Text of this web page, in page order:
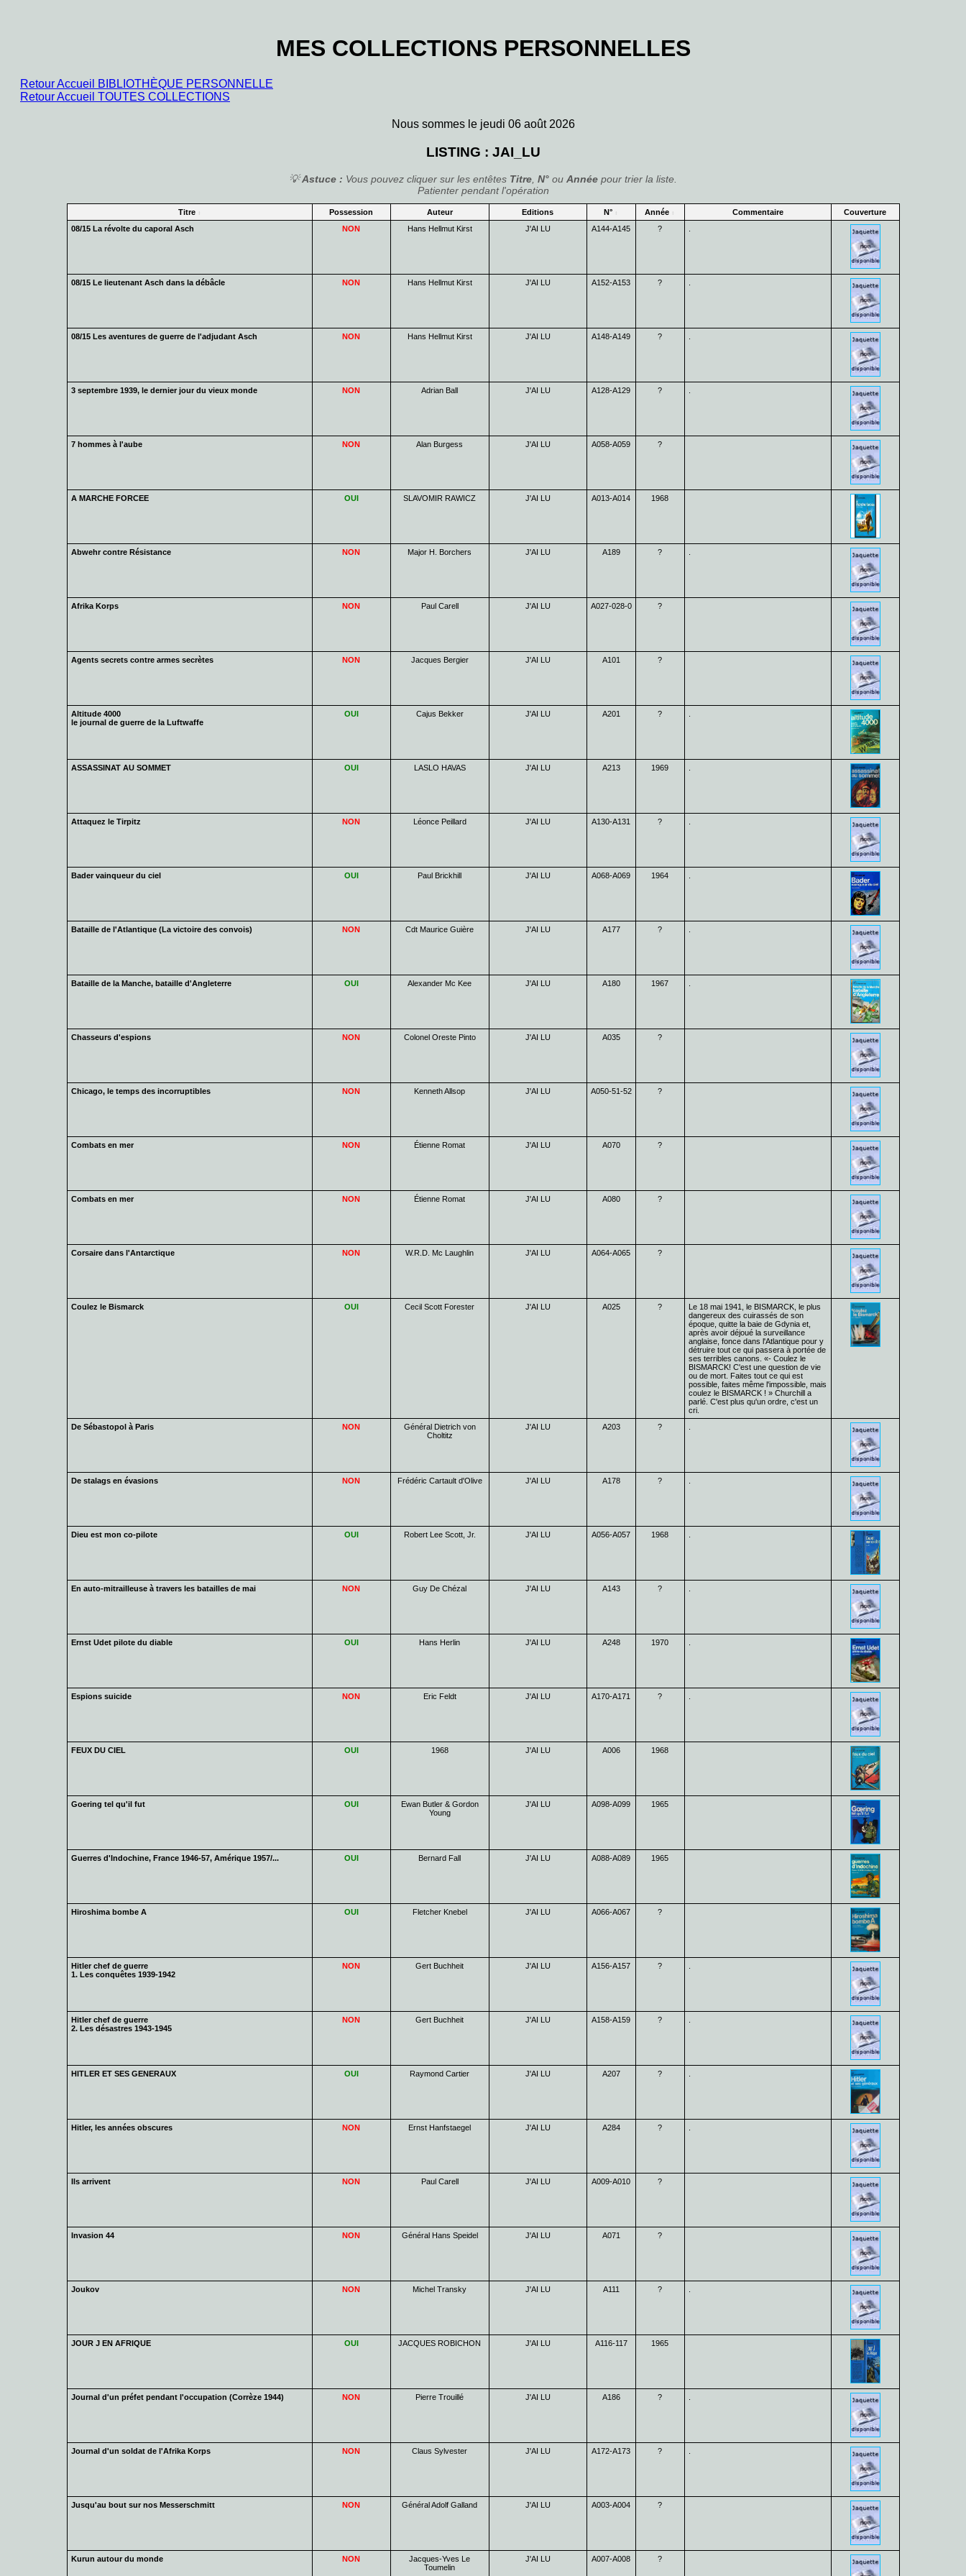
MES COLLECTIONS PERSONNELLES
Retour Accueil BIBLIOTHÈQUE PERSONNELLE
Retour Accueil TOUTES COLLECTIONS
Nous sommes le jeudi 06 août 2026
LISTING : JAI_LU
💡Astuce : Vous pouvez cliquer sur les entêtes Titre, N° ou Année pour trier la liste.
Patienter pendant l'opération
Titre Possession Auteur Editions N° Année Commentaire
Couverture
08/15 La révolte du caporal Asch
NON Hans Hellmut Kirst J'AI LU A144-A145 ?
08/15 Le lieutenant Asch dans la débâcle NON Hans Hellmut Kirst J'AI LU A152-A153 ?
08/15 Les aventures de guerre de l'adjudant Asch NON Hans Hellmut Kirst J'AI LU A148-A149 ?
3 septembre 1939, le dernier jour du vieux monde NON Adrian Ball J'AI LU A128-A129 ?
7 hommes à l'aube NON Alan Burgess J'AI LU A058-A059 ?
A MARCHE FORCEE OUI SLAVOMIR RAWICZ J'AI LU A013-A014 1968
Abwehr contre Résistance NON Major H. Borchers J'AI LU A189 ?
Afrika Korps NON Paul Carell J'AI LU A027-028-0 ?
Agents secrets contre armes secrètes NON Jacques Bergier J'AI LU A101 ?
Altitude 4000
le journal de guerre de la Luftwaffe
OUI Cajus Bekker J'AI LU A201 ?
ASSASSINAT AU SOMMET OUI LASLO HAVAS J'AI LU A213 1969
Attaquez le Tirpitz NON Léonce Peillard J'AI LU A130-A131 ?
Bader vainqueur du ciel OUI Paul Brickhill J'AI LU A068-A069 1964
Bataille de l'Atlantique (La victoire des convois) NON Cdt Maurice Guière J'AI LU A177 ?
Bataille de la Manche, bataille d'Angleterre OUI Alexander Mc Kee J'AI LU A180 1967
Chasseurs d'espions NON Colonel Oreste Pinto J'AI LU A035 ?
Chicago, le temps des incorruptibles NON Kenneth Allsop J'AI LU A050-51-52 ?
Combats en mer NON Étienne Romat J'AI LU A070 ?
Combats en mer NON Étienne Romat J'AI LU A080 ?
Corsaire dans l'Antarctique NON W.R.D. Mc Laughlin J'AI LU A064-A065 ?
Coulez le Bismarck OUI Cecil Scott Forester J'AI LU A025 ?
Le 18 mai 1941, le BISMARCK, le plus
dangereux des cuirassés de son
époque, quitte la baie de Gdynia et,
après avoir déjoué la surveillance
anglaise, fonce dans l'Atlantique pour y
détruire tout ce qui passera à portée de
ses terribles canons. «- Coulez le
BISMARCK! C'est une question de vie
ou de mort. Faites tout ce qui est
possible, faites même l'impossible, mais
coulez le BISMARCK ! » Churchill a
parlé. C'est plus qu'un ordre, c'est un
cri.
De Sébastopol à Paris
NON
Général Dietrich von
Choltitz
J'AI LU A203 ?
De stalags en évasions NON Frédéric Cartault d'Olive J'AI LU A178 ?
Dieu est mon co-pilote OUI Robert Lee Scott, Jr. J'AI LU A056-A057 1968
En auto-mitrailleuse à travers les batailles de mai NON Guy De Chézal J'AI LU A143 ?
Ernst Udet pilote du diable OUI Hans Herlin J'AI LU A248 1970
Espions suicide NON Eric Feldt J'AI LU A170-A171 ?
FEUX DU CIEL OUI 1968 J'AI LU A006 1968
Goering tel qu'il fut OUI
Ewan Butler & Gordon
Young
J'AI LU A098-A099 1965
Guerres d'Indochine, France 1946-57, Amérique 1957/... OUI Bernard Fall J'AI LU A088-A089 1965
Hiroshima bombe A OUI Fletcher Knebel J'AI LU A066-A067 ?
Hitler chef de guerre
1. Les conquêtes 1939-1942
NON Gert Buchheit J'AI LU A156-A157 ?
Hitler chef de guerre
2. Les désastres 1943-1945
NON Gert Buchheit J'AI LU A158-A159 ?
HITLER ET SES GENERAUX OUI Raymond Cartier J'AI LU A207 ?
Hitler, les années obscures NON Ernst Hanfstaegel J'AI LU A284 ?
Ils arrivent NON Paul Carell J'AI LU A009-A010 ?
Invasion 44 NON Général Hans Speidel J'AI LU A071 ?
Joukov NON Michel Transky J'AI LU A111 ?
JOUR J EN AFRIQUE OUI JACQUES ROBICHON J'AI LU A116-117 1965
Journal d'un préfet pendant l'occupation (Corrèze 1944) NON Pierre Trouillé J'AI LU A186 ?
Journal d'un soldat de l'Afrika Korps NON Claus Sylvester J'AI LU A172-A173 ?
Jusqu'au bout sur nos Messerschmitt NON Général Adolf Galland J'AI LU A003-A004 ?
Kurun autour du monde NON
Jacques-Yves Le
Toumelin
J'AI LU A007-A008 ?